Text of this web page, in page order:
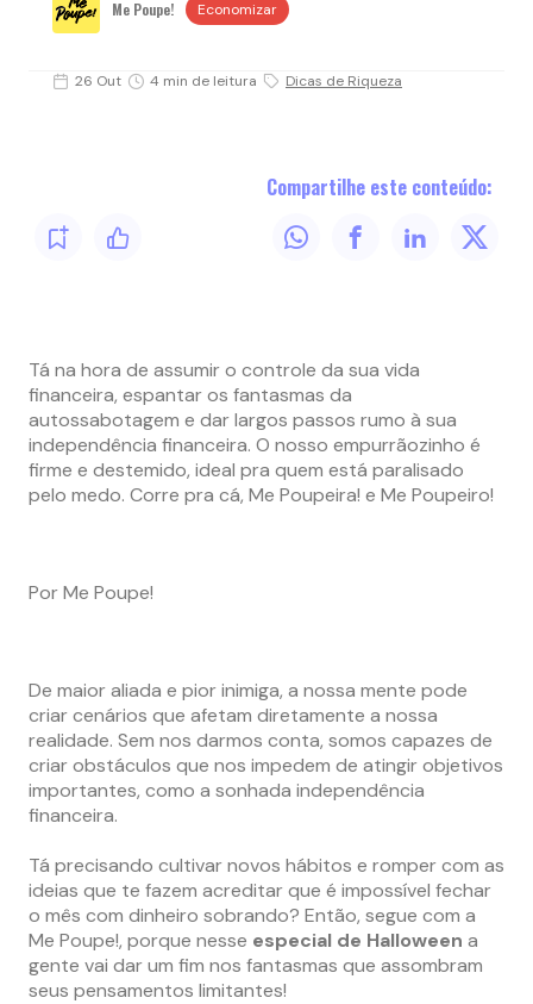
Me Poupe! Economizar
26 Out 4 min de leitura Dicas de Riqueza
Compartilhe este conteúdo:
Tá na hora de assumir o controle da sua vida
financeira, espantar os fantasmas da
autossabotagem e dar largos passos rumo à sua
independência financeira. O nosso empurrãozinho é
firme e destemido, ideal pra quem está paralisado
pelo medo. Corre pra cá, Me Poupeira! e Me Poupeiro!
Por Me Poupe!
De maior aliada e pior inimiga, a nossa mente pode
criar cenários que afetam diretamente a nossa
realidade. Sem nos darmos conta, somos capazes de
criar obstáculos que nos impedem de atingir objetivos
importantes, como a sonhada independência
financeira.
Tá precisando cultivar novos hábitos e romper com as
ideias que te fazem acreditar que é impossível fechar
o mês com dinheiro sobrando? Então, segue com a
Me Poupe!, porque nesse especial de Halloween a
gente vai dar um fim nos fantasmas que assombram
seus pensamentos limitantes!